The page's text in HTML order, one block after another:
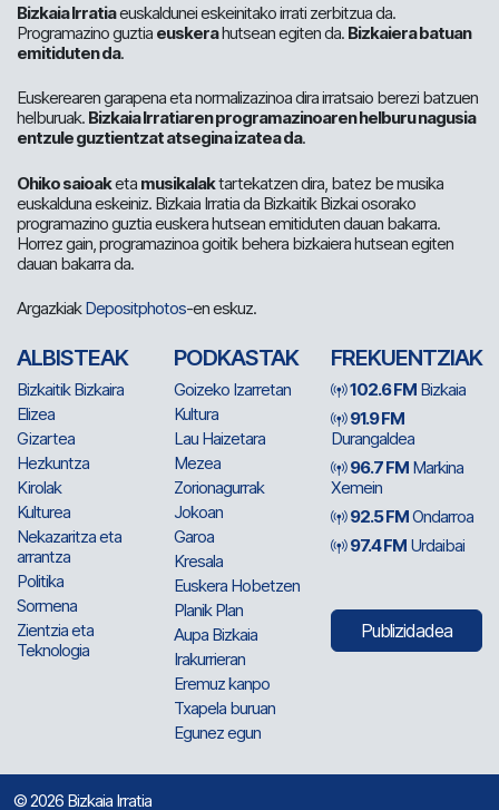
Bizkaia Irratiaeuskaldunei eskeinitako irrati zerbitzua da.
Programazino guztia euskerahutsean egiten da. Bizkaiera batuan
emitiduten da.
Euskerearen garapena eta normalizazinoa dira irratsaio berezi batzuen
helburuak. Bizkaia Irratiaren programazinoaren helburu nagusia
entzule guztientzat atsegina izatea da.
Ohiko saioaketa musikalaktartekatzen dira, batez be musika
euskalduna eskeiniz. Bizkaia Irratia da Bizkaitik Bizkai osorako
programazino guztia euskera hutsean emitiduten dauan bakarra.
Horrez gain, programazinoa goitik behera bizkaiera hutsean egiten
dauan bakarra da.
ArgazkiakDepositphotos-en eskuz.
ALBISTEAK
Bizkaitik Bizkaira
Elizea
Gizartea
Hezkuntza
Kirolak
Kulturea
Nekazaritza eta
arrantza
Politika
Sormena
Zientzia eta
Teknologia
PODKASTAK
Goizeko Izarretan
Kultura
Lau Haizetara
Mezea
Zorionagurrak
Jokoan
Garoa
Kresala
Euskera Hobetzen
Planik Plan
Aupa Bizkaia
Irakurrieran
Eremuz kanpo
Txapela buruan
Egunez egun
FREKUENTZIAK
102.6 FM Bizkaia
91.9 FM
Durangaldea
96.7 FM Markina
Xemein
92.5 FMOndarroa
97.4 FM Urdaibai
Publizidadea
© 2026 Bizkaia Irratia